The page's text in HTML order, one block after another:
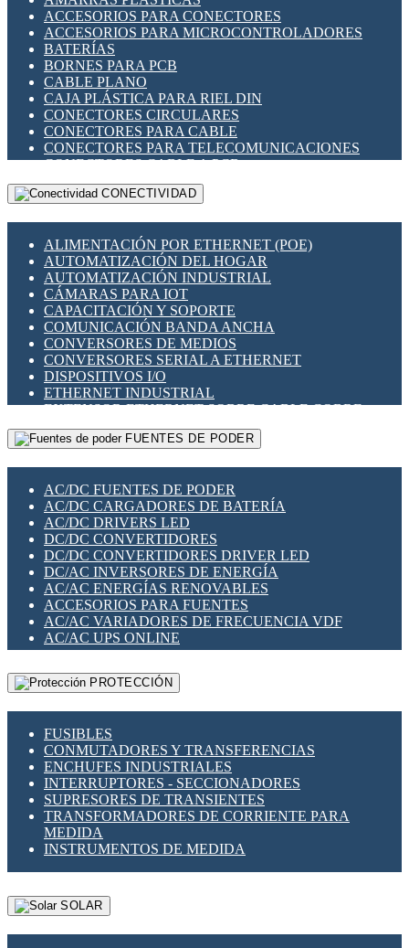
INDICADORES PARA PANEL
INTERFACES DE RELÉ
INTERRUPTORES FIN DE CARRERA
LLAVES CONMUTADORAS
MEDIDORES DE ENERGÍA Y TC'S DE CORRIENTE
MOTORES PASO A PASO
PANTALLAS HMI
PLC -CONTROLADORES LÓGICO PROGRAMABLES
PROGRAMADORES DE HORARIO
RELÉS DE PROTECCIÓN
SENSORES CAPACITIVOS
SENSORES INDUCTIVOS
TEMPORIZADORES
VARIACS
VARIADORES DE FRECUENCIA [VDF]
SECCIONADORES - INTERRUPTORES
MAQUINARIA
ACCESORIOS PARA CONECTORES
ACCESORIOS PARA MICROCONTROLADORES
BATERÍAS
BORNES PARA PCB
CABLE PLANO
CAJA PLÁSTICA PARA RIEL DIN
CONECTORES CIRCULARES
CONECTORES PARA CABLE
CONECTORES PARA TELECOMUNICACIONES
CONECTORES CABLE A PCB
CONECTORES PCB A CABLE
DIP SWITCHES
HERRAMIENTAS VARIAS
ILUMINACIÓN LED
INTERRUPTORES REED
INTERFACES DE RELÉ
OTROS RELÉS
PROTECCIÓN TÉRMICA
RELÉS AUTOMOTRICES
RELÉS DE SEÑAL
RELÉS DE ESTADO SÓLIDO SSR
RELÉS INDUSTRIALES
RELÉS MINIATURA DE POTENCIA
SENSORES MAGNÉTICOS
SWITCH Y MICROSWITCH
TARJETAS PI
UNIÓN Y DERIVACIÓN DE CABLE
CONECTIVIDAD
ALIMENTACIÓN POR ETHERNET (POE)
AUTOMATIZACIÓN DEL HOGAR
AUTOMATIZACIÓN INDUSTRIAL
CÁMARAS PARA IOT
CAPACITACIÓN Y SOPORTE
COMUNICACIÓN BANDA ANCHA
CONVERSORES DE MEDIOS
CONVERSORES SERIAL A ETHERNET
DISPOSITIVOS I/O
ETHERNET INDUSTRIAL
EXTENSOR ETHERNET SOBRE CABLE COBRE
GATEWAY LORAWAN
GESTIÓN DE REDES
PLACAS MODULARES IOT
SWITCHES Y REDES WIFI
SOLUCIONES IOT
SOLUCIONES LORAWAN
SOLUCIONES RED CELULAR
SEGURIDAD PARA REDES
SWITCHES LAN
TELEFONÍA IP (VOIP)
VIGILANCIA IP (CCTV)
MESHTASTIC
FUENTES DE PODER
AC/DC FUENTES DE PODER
AC/DC CARGADORES DE BATERÍA
AC/DC DRIVERS LED
DC/DC CONVERTIDORES
DC/DC CONVERTIDORES DRIVER LED
DC/AC INVERSORES DE ENERGÍA
AC/AC ENERGÍAS RENOVABLES
ACCESORIOS PARA FUENTES
AC/AC VARIADORES DE FRECUENCIA VDF
AC/AC UPS ONLINE
PROTECCIÓN
FUSIBLES
CONMUTADORES Y TRANSFERENCIAS
ENCHUFES INDUSTRIALES
INTERRUPTORES - SECCIONADORES
SUPRESORES DE TRANSIENTES
TRANSFORMADORES DE CORRIENTE PARA
MEDIDA
INSTRUMENTOS DE MEDIDA
SOLAR